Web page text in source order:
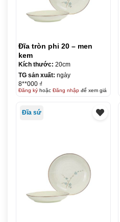
Đĩa tròn phi 20 – men
kem
Kích thước: 20cm
TG sản xuất: ngày
8**000 ₫
Đăng kýhoặc Đăng nhậpđể xem giá
Đĩa sứ